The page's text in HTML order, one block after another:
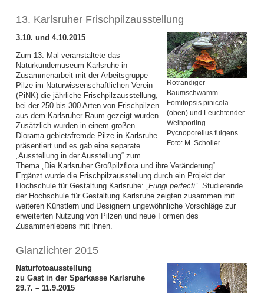
13. Karlsruher Frischpilzausstellung
Rotrandiger
Baumschwamm
Fomitopsis pinicola
(oben) und Leuchtender
Weihporling
Pycnoporellus fulgens
Foto: M. Scholler
3.10. und 4.10.2015
Zum 13. Mal veranstaltete das
Naturkundemuseum Karlsruhe in
Zusammenarbeit mit der Arbeitsgruppe
Pilze im Naturwissenschaftlichen Verein
(PiNK) die jährliche Frischpilzausstellung,
bei der 250 bis 300 Arten von Frischpilzen
aus dem Karlsruher Raum gezeigt wurden.
Zusätzlich wurden in einem großen
Diorama gebietsfremde Pilze in Karlsruhe
präsentiert und es gab eine separate
„Ausstellung in der Ausstellung“ zum
Thema „Die Karlsruher Großpilzflora und ihre Veränderung“.
Ergänzt wurde die Frischpilzausstellung durch ein Projekt der
Hochschule für Gestaltung Karlsruhe: „ Fungi perfecti“. Studierende
der Hochschule für Gestaltung Karlsruhe zeigten zusammen mit
weiteren Künstlern und Designern ungewöhnliche Vorschläge zur
erweiterten Nutzung von Pilzen und neue Formen des
Zusammenlebens mit ihnen.
Glanzlichter 2015
Naturfotoausstellung
zu Gast in der Sparkasse Karlsruhe
29.7. – 11.9.2015